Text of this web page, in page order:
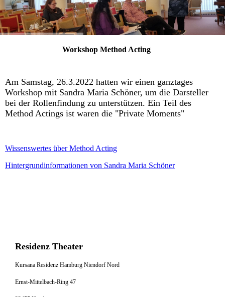
Workshop Method Acting
Am Samstag, 26.3.2022 hatten wir einen ganztages
Workshop mit Sandra Maria Schöner, um die Darsteller
bei der Rollenfindung zu unterstützen. Ein Teil des
Method Actings ist waren die "Private Moments"
Wissenswertes über Method Acting
Hintergrundinformationen von Sandra Maria Schöner
Residenz Theater
Kursana Residenz Hamburg Niendorf Nord
Ernst-Mittelbach-Ring 47